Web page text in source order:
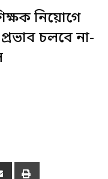
নিয়োগে
চলবে না-